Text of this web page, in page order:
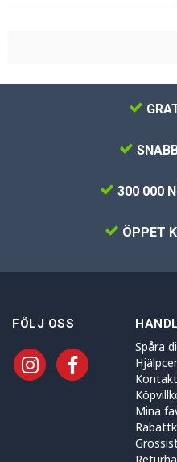
300 000
ÖPPET
FÖLJ OSS
Spåra
Mina